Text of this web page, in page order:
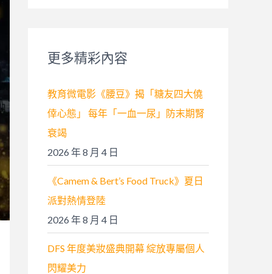
:更多精彩內容
教育微電影《腰豆》揭「糖友四大僥
倖心態」 每年「一血一尿」防末期腎
衰竭
2026 年 8 月 4 日
《Camem & Bert’s Food Truck》夏日
派對熱情登陸
2026 年 8 月 4 日
DFS 年度美妝盛典開幕 綻放專屬個人
閃耀美力